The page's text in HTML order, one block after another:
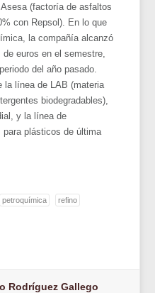
(factoría de asfaltos
con Repsol). En lo que
la compañía alcanzó
euros en el semestre,
del año pasado.
la línea de LAB (materia
biodegradables),
y la línea de
para plásticos de última
petroquímica refino
Rodríguez Gallego